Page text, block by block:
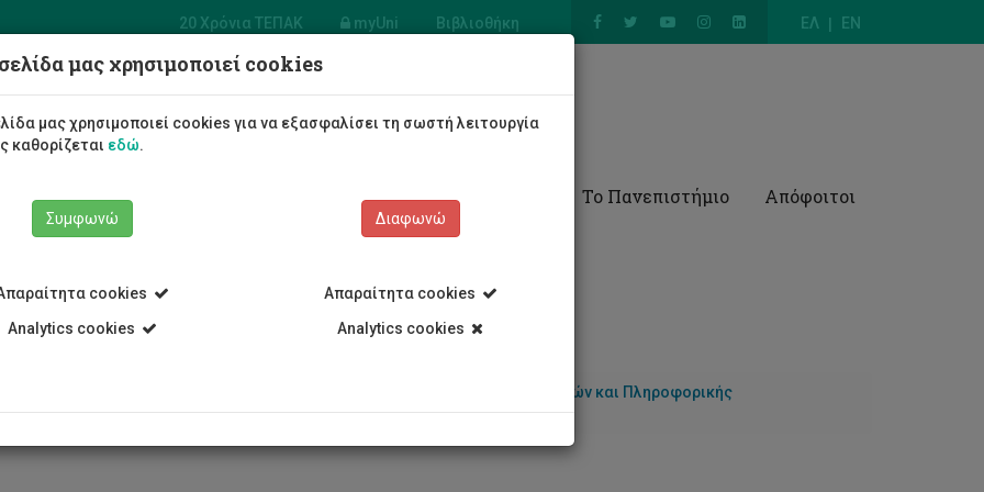
ΕΛ EN
20 Χρόνια ΤΕΠΑΚ myUni Βιβλιοθήκη
Ηλεκτρολόγων Μηχανικών
Ηλεκτρονικών
και Πληροφορικής
Σπουδές Το Πανεπιστήμιο Απόφοιτοι
Τμήμα Ηλεκτρολόγων Μηχανικών και Μηχανικών Ηλεκτρονικών Υπολογιστών και Πληροφορικής
Πέτρος Αριστείδου
μας χρησιμοποιεί cookies
μας χρησιμοποιεί cookies για να εξασφαλίσει τη σωστή λειτουργία
καθορίζεται εδώ.
Συμφωνώ
cookies
Analytics cookies
Διαφωνώ
Απαραίτητα cookies
Analytics cookies